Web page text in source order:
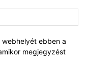
webhelyét ebben a
megjegyzést